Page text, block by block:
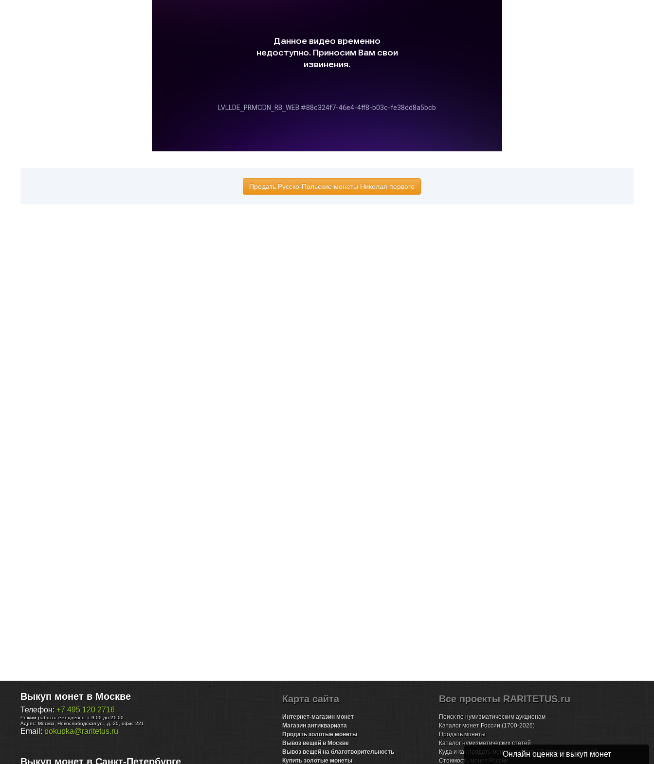
Продать Русско-Польские монеты Николая первого
Выкуп монет в Москве
Телефон: +7 495 120 2716
Режим работы: ежедневно: с 9:00 до 21:00
Адрес: Москва Новослободская ул., д. 20, офис 221
Email: pokupka@raritetus.ru
Выкуп монет в Санкт-Петербурге
Карта сайта
Интернет-магазин монет
Магазин антиквариата
Продать золотые монеты
Вывоз вещей в Москве
Вывоз вещей на благотворительность
Купить золотые монеты
Все проекты RARITETUS.ru
Поиск по нумизматическим аукционам
Каталог монет России (1700-2026)
Продать монеты
Каталог нумизматических статей
Куда и как продать монеты дорого: 15 подводных камней
Стоимость монет России
Онлайн оценка и выкуп монет